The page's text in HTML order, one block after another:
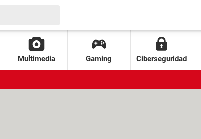
Multimedia Gaming Ciberseguridad